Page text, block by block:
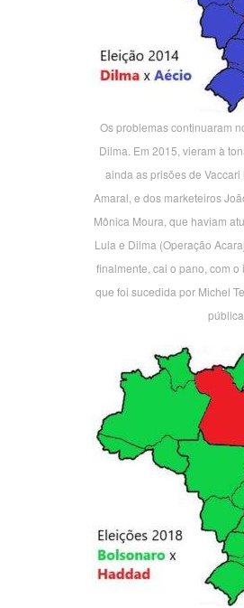
Os problemas continuaram
Dilma. Em 2015, vieram à
ainda as prisões de
Amaral, e dos marketeiros
Mônica Moura, que haviam
Lula e Dilma (Operação
finalmente, cai o pano, com
que foi sucedida por Michel